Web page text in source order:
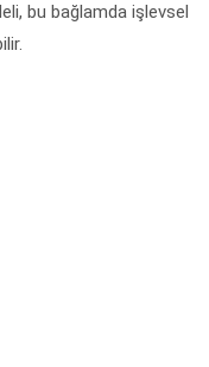
bu bağlamda işlevsel